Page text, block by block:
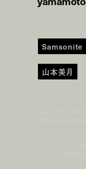
Samsonite
山本美月